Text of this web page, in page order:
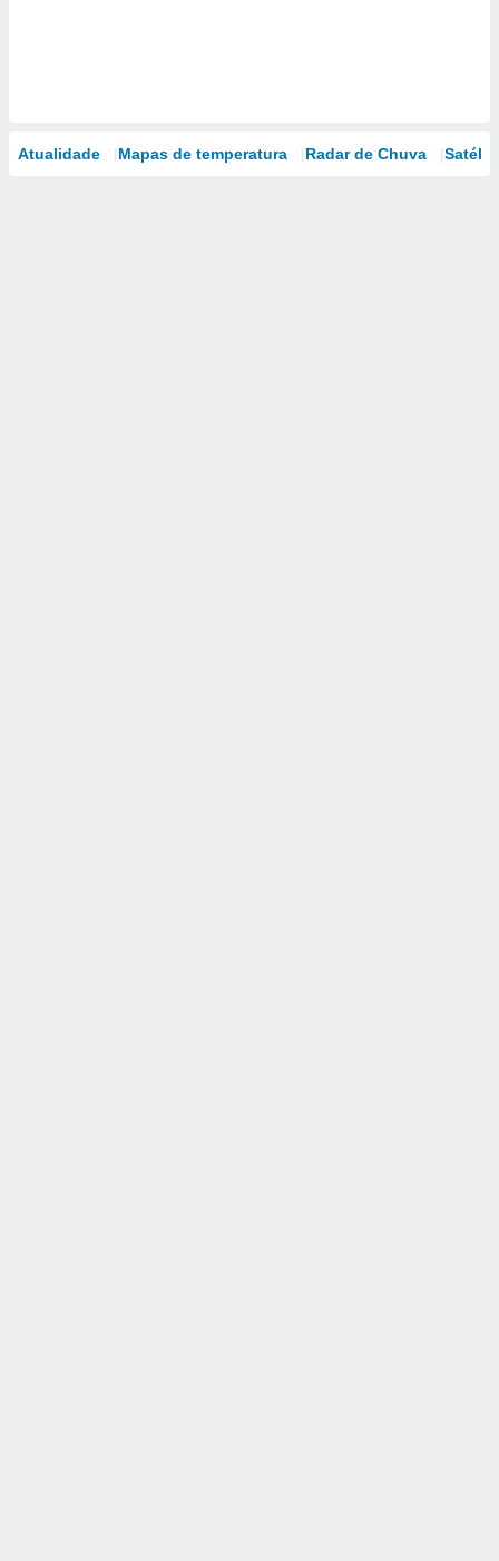
Atualidade Mapas de temperatura Radar de Chuva